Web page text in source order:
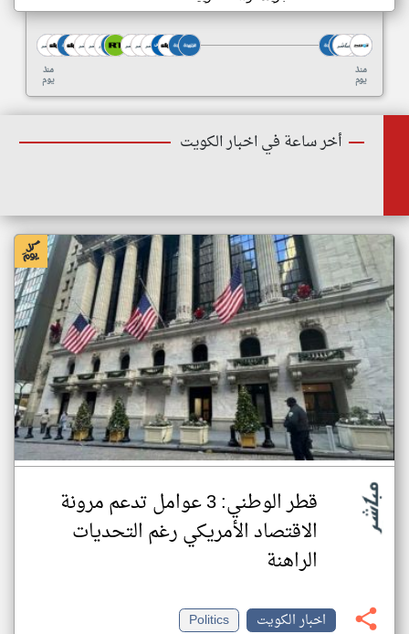
منذ
يوم
منذ
يوم
أخر ساعة في اخبار الكويت
قطر الوطني: 3 عوامل تدعم مرونة
الاقتصاد الأمريكي رغم التحديات
الراهنة
اخبار الكويت
Politics